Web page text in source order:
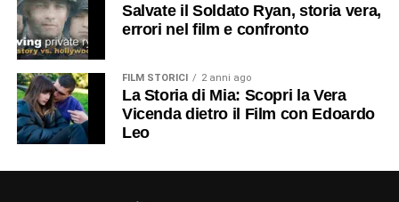
Salvate il Soldato Ryan, storia vera,
errori nel film e confronto
FILM STORICI 2 anni ago
La Storia di Mia: Scopri la Vera
Vicenda dietro il Film con Edoardo
Leo